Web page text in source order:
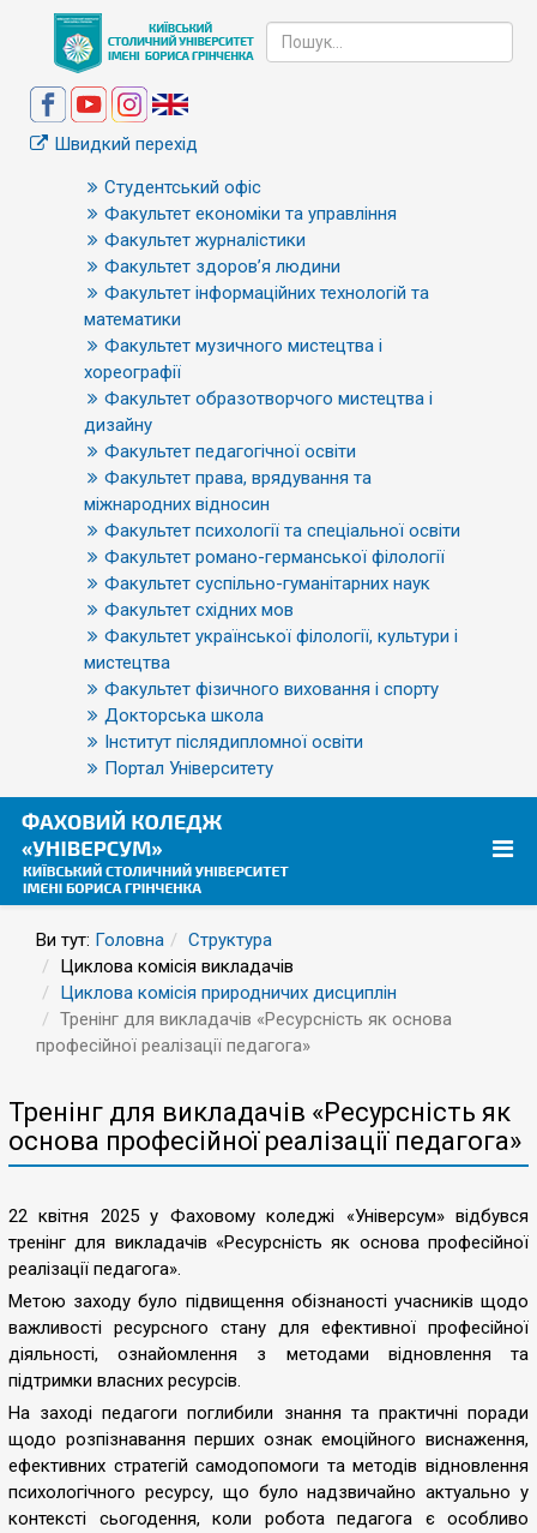
Швидкий перехід
Студентський офіс
Факультет економіки та управління
Факультет журналістики
Факультет здоров’я людини
Факультет інформаційних технологій та
математики
Факультет музичного мистецтва і
хореографії
Факультет образотворчого мистецтва і
дизайну
Факультет педагогічної освіти
Факультет права, врядування та
міжнародних відносин
Факультет психології та спеціальної освіти
Факультет романо-германської філології
Факультет суспільно-гуманітарних наук
Факультет східних мов
Факультет української філології, культури і
мистецтва
Факультет фізичного виховання і спорту
Докторська школа
Інститут післядипломної освіти
Портал Університету
Ви тут: Головна
Структура
Циклова комісія викладачів
Циклова комісія природничих дисциплін
Тренінг для викладачів «Ресурсність як основа
професійної реалізації педагога»
Тренінг для викладачів «Ресурсність як
основа професійної реалізації педагога»
22 квітня 2025 у Фаховому коледжі «Універсум» відбувся
тренінг для викладачів «Ресурсність як основа професійної
реалізації педагога».
Метою заходу було підвищення обізнаності учасників щодо
важливості ресурсного стану для ефективної професійної
діяльності, ознайомлення з методами відновлення та
підтримки власних ресурсів.
На заході педагоги поглибили знання та практичні поради
щодо розпізнавання перших ознак емоційного виснаження,
ефективних стратегій самодопомоги та методів відновлення
психологічного ресурсу, що було надзвичайно актуально у
контексті сьогодення, коли робота педагога є особливо